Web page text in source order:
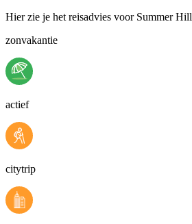
Hier zie je het reisadvies voor Summer Hill
zonvakantie
actief
citytrip